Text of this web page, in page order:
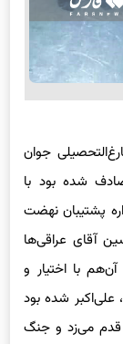
جوان
شده بود با
پشتیبان نهضت
آقای عراقی‌ها
با اختیار و
شده بود
قدم می‌زد و جنگ